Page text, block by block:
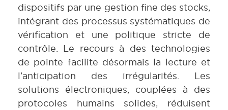
dispositifs par une gestion fine des stocks,
intégrant des processus systématiques de
vérification et une politique stricte de
contrôle. Le recours à des technologies
de pointe facilite désormais la lecture et
l’anticipation des irrégularités. Les
solutions électroniques, couplées à des
protocoles humains solides, réduisent